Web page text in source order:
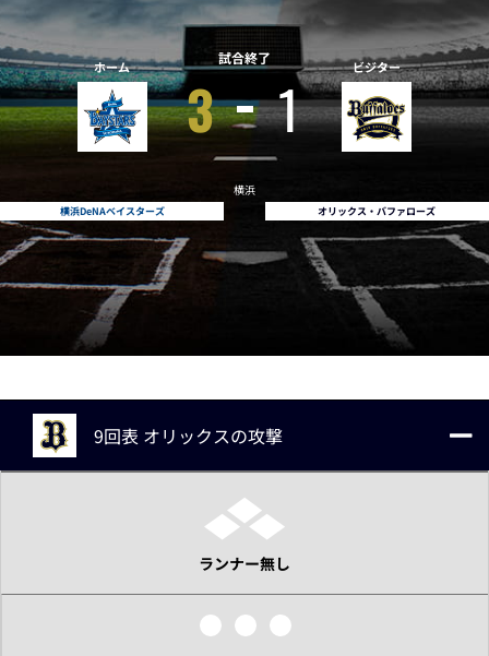
ホーム
横浜DeNAベイスターズ
試合終了
3 1
横浜
ビジター
オリックス・バファローズ
9回表 オリックスの攻撃
ランナー無し